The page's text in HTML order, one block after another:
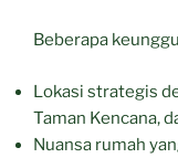
Beberapa
Lokasi strategis
Taman Kencana,
Nuansa rumah